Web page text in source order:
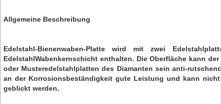
Allgemeine Beschreibung
Edelstahl-Bienenwaben-Platte wird mit zwei
EdelstahlWabenkernschicht enthalten. Die Oberfläche kann
oder Musteredelstahlplatten des Diamanten sein anti-
an der Korrosionsbeständigkeit gute Leistung und kann
geblickt werden.